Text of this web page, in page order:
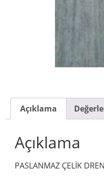
Açıklama
Açıklama
PASLANMAZ ÇELİK